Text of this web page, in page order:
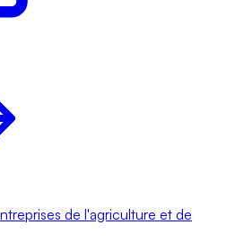
de l'agriculture et de